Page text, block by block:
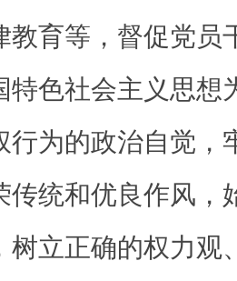
教育等，督促党员
特色社会主义思想
行为的政治自觉，
传统和优良作风，
树立正确的权力观